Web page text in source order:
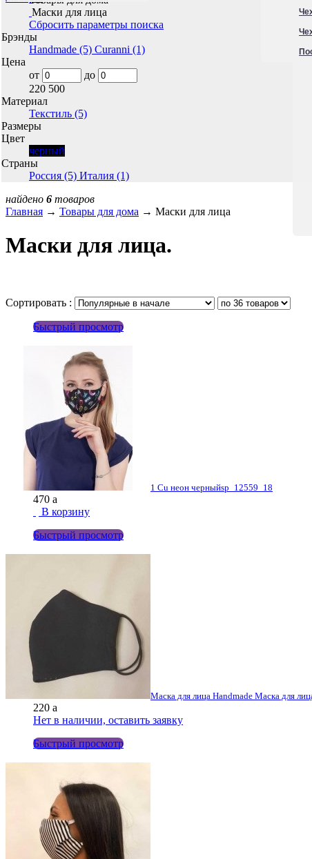
Маски для лица
Сбросить параметры поиска
Брэнды
Handmade (5) Curanni (1)
Цена
от
до
220 500
Материал
Текстиль (5)
Размеры
Цвет
черный
Страны
Россия (5) Италия (1)
найдено 6 товаров
Главная → Товары для дома → Маски для лица
Маски для лица.
Сортировать :
Быстрый просмотр
1 Cu неон черныйsp_12559_18
470 a
В корзину
Быстрый просмотр
Маска для лица Handmade Маска для
220 a
Нет в наличии, оставить заявку
Быстрый просмотр